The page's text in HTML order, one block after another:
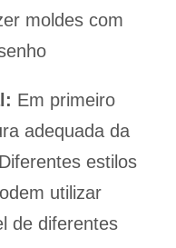
moldes com
Em primeiro
adequada da
estilos
utilizar
de diferentes